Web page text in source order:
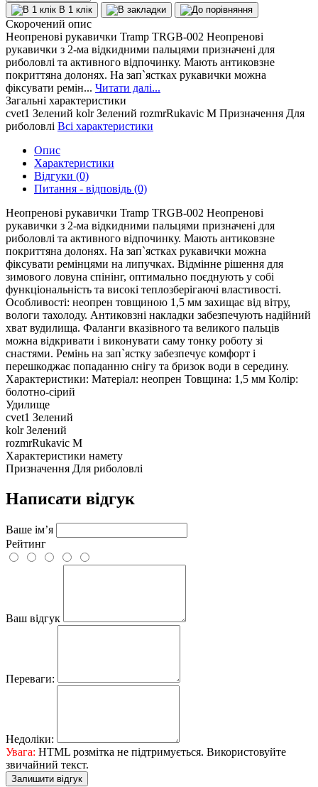
В 1 клік
Скорочений опис
Неопренові рукавички Tramp TRGB-002 Неопренові
рукавички з 2-ма відкидними пальцями призначені для
риболовлі та активного відпочинку. Мають антиковзне
покриттяна долонях. На зап`ястках рукавички можна
фіксувати ремін... Читати далі...
Загальні характеристики
cvet1 Зелений kolr Зелений rozmrRukavic M Призначення Для
риболовлі Всі характеристики
Опис
Характеристики
Відгуки (0)
Питання - відповідь (0)
Неопренові рукавички Tramp TRGB-002 Неопренові
рукавички з 2-ма відкидними пальцями призначені для
риболовлі та активного відпочинку. Мають антиковзне
покриттяна долонях. На зап`ястках рукавички можна
фіксувати ремінцями на липучках. Відмінне рішення для
зимового ловуна спінінг, оптимально поєднують у собі
функціональність та високі теплозберігаючі властивості.
Особливості: неопрен товщиною 1,5 мм захищає від вітру,
вологи тахолоду. Антиковзні накладки забезпечують надійний
хват вудилища. Фаланги вказівного та великого пальців
можна відкривати і виконувати саму тонку роботу зі
снастями. Ремінь на зап`ястку забезпечує комфорт і
перешкоджає попаданню снігу та бризок води в середину.
Характеристики: Матеріал: неопрен Товщина: 1,5 мм Колір:
болотно-сірий
Удилище
cvet1 Зелений
kolr Зелений
rozmrRukavic M
Характеристики намету
Призначення Для риболовлі
Написати відгук
Ваше ім’я
Рейтинг
Ваш відгук
Переваги:
Недоліки:
Увага: HTML розмітка не підтримується. Використовуйте
звичайний текст.
Залишити відгук